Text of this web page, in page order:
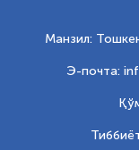
Манзил:
Э-почта: